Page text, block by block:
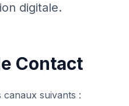
digitale.
Contact
suivants :